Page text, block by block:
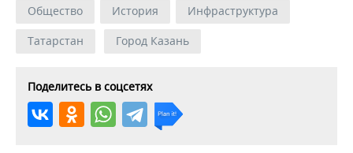
Общество История
Инфраструктура
Татарстан
Город Казань
Поделитесь в соцсетях